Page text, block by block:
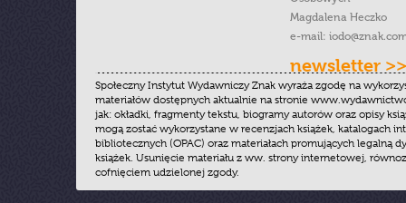
Magdalena Heczko
e-mail:
newsletter >>
Społeczny Instytut Wydawniczy Znak wyraża zgodę na
materiałów dostępnych aktualnie na stronie
jak: okładki, fragmenty tekstu, biogramy autorów oraz opisy
mogą zostać wykorzystane w recenzjach książek, katalogach
bibliotecznych (OPAC) oraz materiałach promujących legalną
książek. Usunięcie materiału z ww. strony internetowej,
cofnięciem udzielonej zgody.